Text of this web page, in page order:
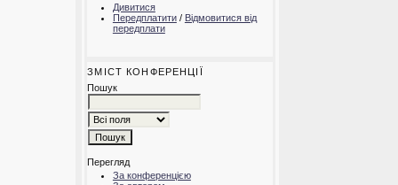
Дивитися
Передплатити/ Відмовитися від
передплати
ЗМІСТ КОНФЕРЕНЦІЇ
Пошук
Перегляд
За конференцією